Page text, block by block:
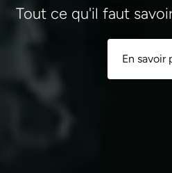
Tout ce qu'il faut
En savoir